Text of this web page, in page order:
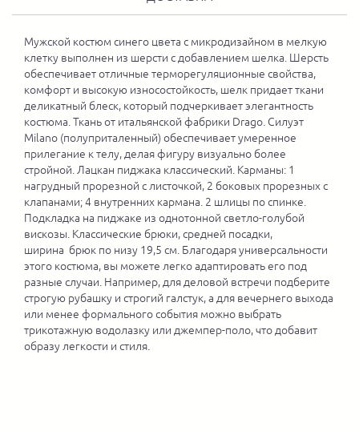
Мужской костюм синего цвета с микродизайном в мелкую
клетку выполнен из шерсти с добавлением шелка. Шерсть
обеспечивает отличные терморегуляционные свойства,
комфорт и высокую износостойкость, шелк придает ткани
деликатный блеск, который подчеркивает элегантность
костюма. Ткань от итальянской фабрики Drago. Силуэт
Milano (полуприталенный) обеспечивает умеренное
прилегание к телу, делая фигуру визуально более
стройной. Лацкан пиджака классический. Карманы: 1
нагрудный прорезной с листочкой, 2 боковых прорезных с
клапанами; 4 внутренних кармана. 2 шлицы по спинке.
Подкладка на пиджаке из однотонной светло-голубой
вискозы. Классические брюки, средней посадки,
ширина брюк по низу 19,5 см. Благодаря универсальности
этого костюма, вы можете легко адаптировать его под
разные случаи. Например, для деловой встречи подберите
строгую рубашку и строгий галстук, а для вечернего выхода
или менее формального события можно выбрать
трикотажную водолазку или джемпер-поло, что добавит
образу легкости и стиля.